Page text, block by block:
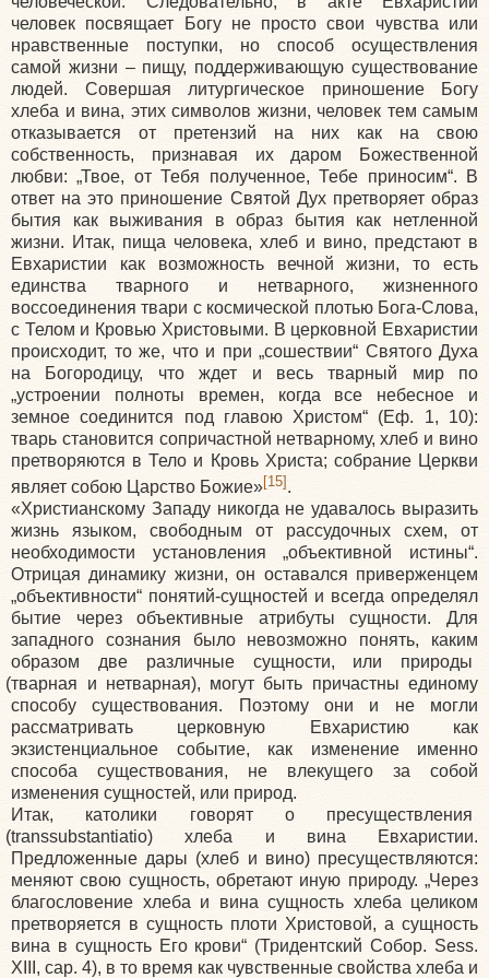
человек посвящает Богу не просто свои чувства или
нравственные поступки, но способ осуществления
самой жизни – пищу, поддерживающую существование
людей. Совершая литургическое приношение Богу
хлеба и вина, этих символов жизни, человек тем самым
отказывается от претензий на них как на свою
собственность, признавая их даром Божественной
любви: „Твое, от Тебя полученное, Тебе приносим“. В
ответ на это приношение Святой Дух претворяет образ
бытия как выживания в образ бытия как нетленной
жизни. Итак, пища человека, хлеб и вино, предстают в
Евхаристии как возможность вечной жизни, то есть
единства тварного и нетварного, жизненного
воссоединения твари с космической плотью Бога-Слова,
с Телом и Кровью Христовыми. В церковной Евхаристии
происходит, то же, что и при „сошествии“ Святого Духа
на Богородицу, что ждет и весь тварный мир по
„устроении полноты времен, когда все небесное и
земное соединится под главою Христом“ (Еф. 1, 10):
тварь становится сопричастной нетварному, хлеб и вино
претворяются в Тело и Кровь Христа; собрание Церкви
являет собою Царство Божие»[15].
«Христианскому Западу никогда не удавалось выразить
жизнь языком, свободным от рассудочных схем, от
необходимости установления „объективной истины“.
Отрицая динамику жизни, он оставался приверженцем
„объективности“ понятий-сущностей и всегда определял
бытие через объективные атрибуты сущности. Для
западного сознания было невозможно понять, каким
образом две различные сущности, или природы
(тварная и нетварная), могут быть причастны единому
способу существования. Поэтому они и не могли
рассматривать церковную Евхаристию как
экзистенциальное событие, как изменение именно
способа существования, не влекущего за собой
изменения сущностей, или природ.
Итак, католики говорят о пресуществления
(transsubstantiatio) хлеба и вина Евхаристии.
Предложенные дары (хлеб и вино) пресуществляются:
меняют свою сущность, обретают иную природу. „Через
благословение хлеба и вина сущность хлеба целиком
претворяется в сущность плоти Христовой, а сущность
вина в сущность Его крови“ (Тридентский Собор. Sess.
XIII, cap. 4), в то время как чувственные свойства хлеба и